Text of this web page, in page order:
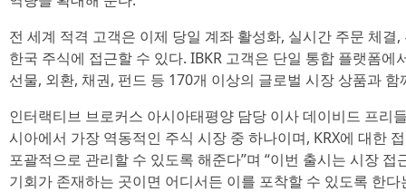
전 세계 적격 고객은 이제 당일 계좌 활성화, 실시간 주문 체
한국 주식에 접근할 수 있다. IBKR 고객은 단일 통합 플랫폼
선물, 외환, 채권, 펀드 등 170개 이상의 글로벌 시장 상품과 함
인터랙티브 브로커스 아시아태평양 담당 이사 데이비드 프리
시아에서 가장 역동적인 주식 시장 중 하나이며, KRX에 대한
포괄적으로 관리할 수 있도록 해준다”며 “이번 출시는 시장
기회가 존재하는 곳이면 어디서든 이를 포착할 수 있도록 한